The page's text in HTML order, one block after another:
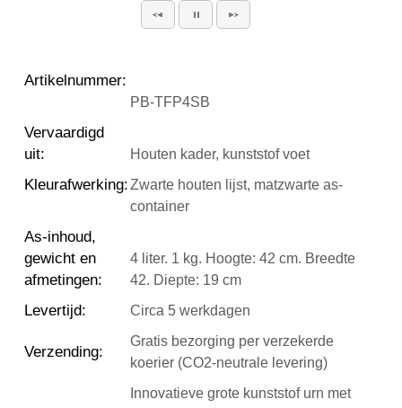
Artikelnummer:
PB-TFP4SB
Vervaardigd
uit: Houten kader, kunststof voet
Kleurafwerking:Zwarte houten lijst, matzwarte as-
container
As-inhoud,
gewicht en
afmetingen:
4 liter. 1 kg. Hoogte: 42 cm. Breedte
42. Diepte: 19 cm
Levertijd: Circa 5 werkdagen
Verzending:
Gratis bezorging per verzekerde
koerier (CO2-neutrale levering)
Innovatieve grote kunststof urn met